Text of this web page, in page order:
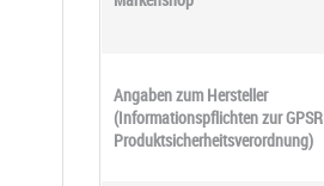
Angaben zum Hersteller
(Informationspflichten zur GPSR
Produktsicherheitsverordnung)